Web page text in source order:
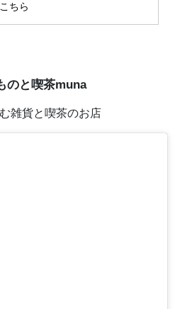
ちら
のと喫茶muna
雑貨と喫茶のお店